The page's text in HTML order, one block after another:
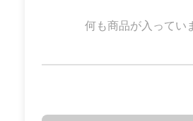
何も商品が入ってい